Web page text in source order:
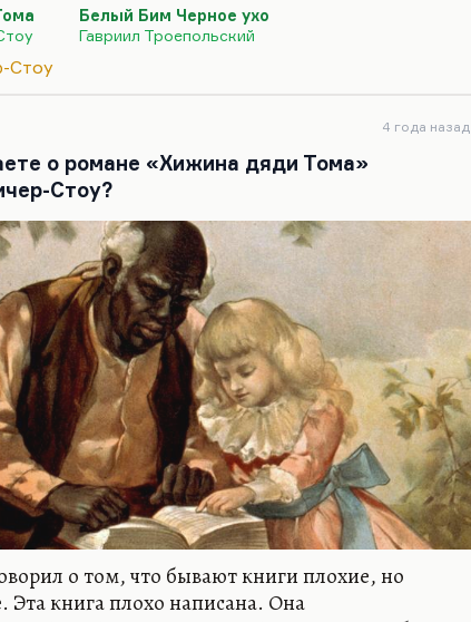
(скитания несчастного героя) «Хижины
«Хижина» написана в защиту
а «Белый Бим» – в защиту брошенного
уязвимее людей, в каком-то плане.
– это роль Ивана…
Белый Бим Черное ухо
Гавриил Троепольский
Стоу
4 года назад
о романе «Хижина дяди Тома»
Стоу?
о том, что бывают книги плохие, но
Эта книга плохо написана. Она